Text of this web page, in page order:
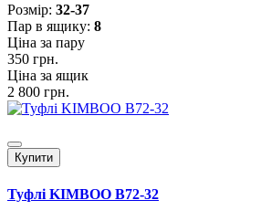
Розмiр: 32-37
Пар в ящику: 8
Ціна за пару
350 грн.
Ціна за ящик
2 800 грн.
Купити
Туфлі KIMBOO B72-32